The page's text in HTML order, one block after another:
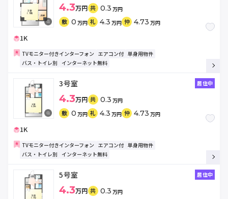
4.3万円 共 0.3 万円
敷 0 万円 礼 4.3 万円 仲 4.73 万円
1K
TVモニター付きインターフォン エアコン付 単身用物件
バス・トイレ別
インターネット無料
3号室 居住中
4.3万円 共 0.3 万円
敷 0 万円 礼 4.3 万円 仲 4.73 万円
1K
TVモニター付きインターフォン エアコン付 単身用物件
バス・トイレ別
インターネット無料
5号室 居住中
4.3万円 共 0.3 万円